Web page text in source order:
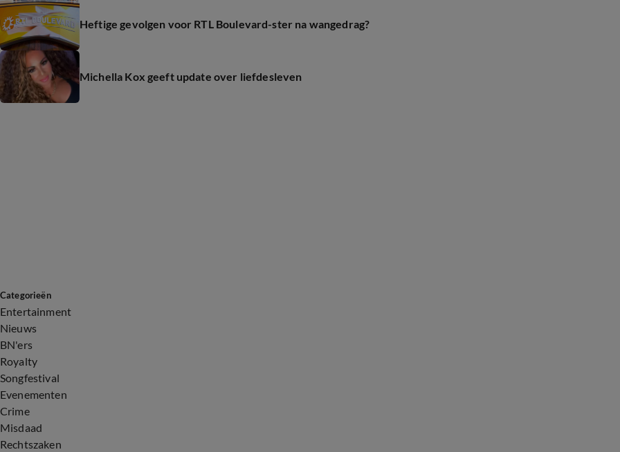
Heftige gevolgen voor RTL Boulevard-ster na wangedrag?
Michella Kox geeft update over liefdesleven
Categorieën
Entertainment
Nieuws
BN'ers
Royalty
Songfestival
Evenementen
Crime
Misdaad
Rechtszaken